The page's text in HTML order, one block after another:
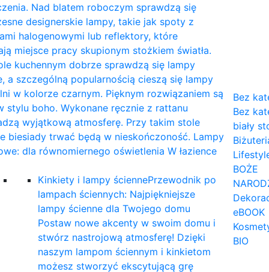
Nad blatem roboczym sprawdzą się
designerskie lampy, takie jak spoty z
halogenowymi lub reflektory, które
miejsce pracy skupionym stożkiem światła.
kuchennym dobrze sprawdzą się lampy
a szczególną popularnością cieszą się lampy
w kolorze czarnym. Pięknym rozwiązaniem są
stylu boho. Wykonane ręcznie z rattanu
wyjątkową atmosferę. Przy takim stole
biesiady trwać będą w nieskończoność. Lampy
dla równomiernego oświetlenia W łazience
Kinkiety i lampy ściennePrzewodnik po
lampach ściennych: Najpiękniejsze
lampy ścienne dla Twojego domu
Postaw nowe akcenty w swoim domu i
stwórz nastrojową atmosferę! Dzięki
naszym lampom ściennym i kinkietom
możesz stworzyć ekscytującą grę
Bez
Bez
biały
BOŻE
eBOOK
BIO